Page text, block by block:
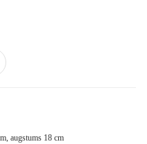
augstums 18 cm